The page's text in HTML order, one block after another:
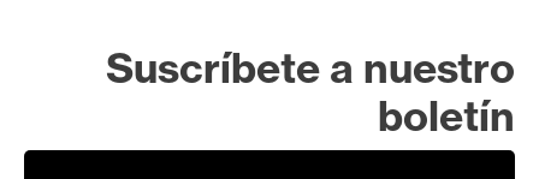
Suscríbete a nuestro
boletín